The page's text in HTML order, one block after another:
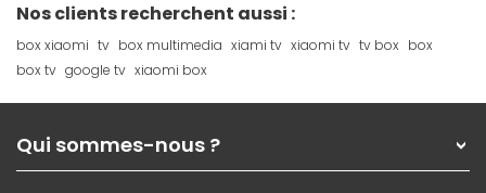
Nos clients recherchent aussi :
box xiaomi tv box multimedia xiami tv xiaomi tv tv box box
box tv google tv xiaomi box
Qui sommes-nous ?